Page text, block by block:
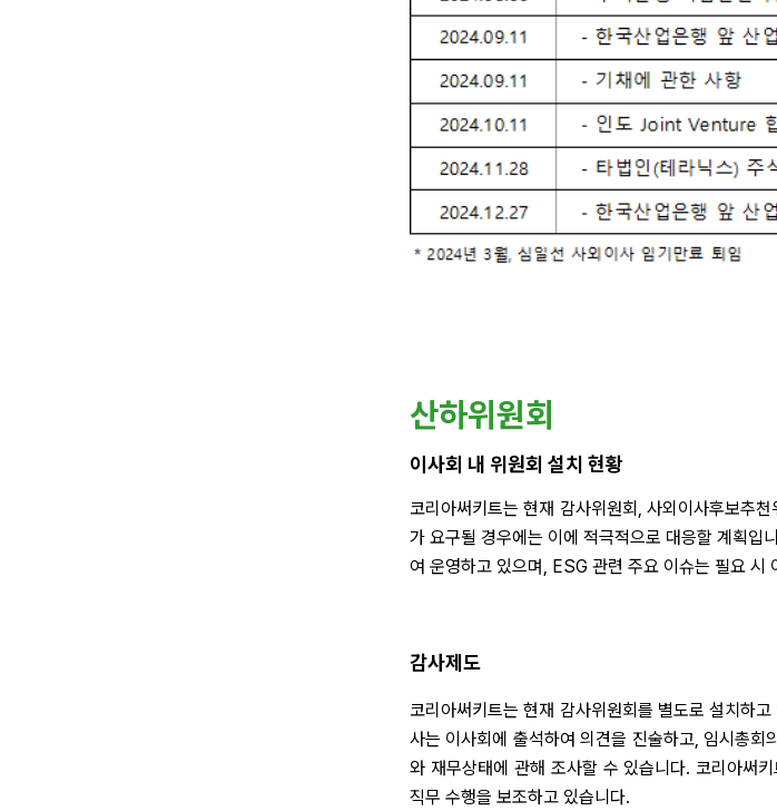
산하위원회
이사회 내 위원회 설치 현황
코리아써키트는 현재 감사위원회, 사외이사후보추
가 요구될 경우에는 이에 적극적으로 대응할 계획
여 운영하고 있으며, ESG 관련 주요 이슈는 필요 시
감사제도
코리아써키트는 현재 감사위원회를 별도로 설치하
사는 이사회에 출석하여 의견을 진술하고, 임시총
와 재무상태에 관해 조사할 수 있습니다. 코리아써
직무 수행을 보조하고 있습니다.